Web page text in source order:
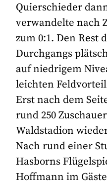
Quierschieder
verwandelte nach
zum 0:1. Den Rest
Durchgangs
auf niedrigem
leichten
Erst nach dem
rund 250
Waldstadion
Nach rund einer
Hasborns
Hoffmann im